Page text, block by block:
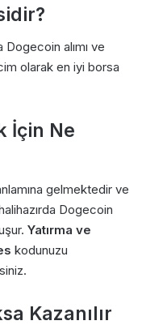
alımı ve
olarak en iyi borsa
İçin Ne
gelmektedir ve
Dogecoin
Yatırma ve
kodunuzu
Kazanılır